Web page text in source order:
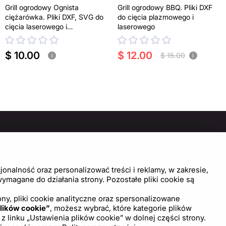
Grill ogrodowy Ognista
ciężarówka. Pliki DXF, SVG do
cięcia laserowego i
plazmowego
$ 10.00 i
Grill ogrodowy BBQ. Pliki DXF
do cięcia plazmowego i
laserowego
$ 12.00 $ 15.00 i
plików cookie
Napisz do nas
oraz personalizować treści i reklamy, w zakresie,
do działania strony. Pozostałe pliki cookie są
pliki cookie analityczne oraz spersonalizowane
cookie”, możesz wybrać, które kategorie plików
linku „Ustawienia plików cookie” w dolnej części strony.